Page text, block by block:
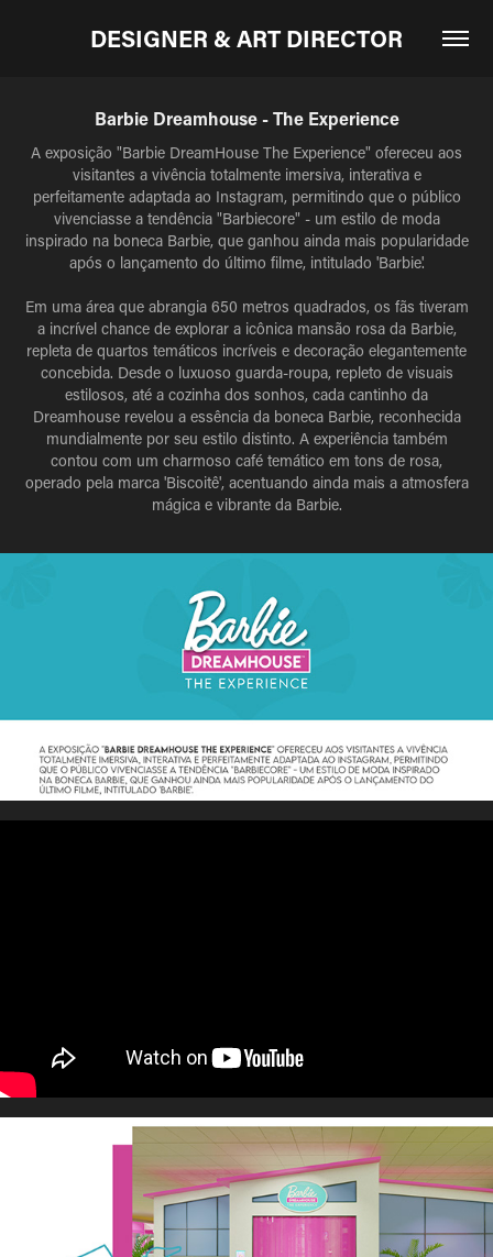
DESIGNER & ART DIRECTOR
Barbie Dreamhouse - The Experience
A exposição "Barbie DreamHouse The Experience" ofereceu aos
visitantes a vivência totalmente imersiva, interativa e
perfeitamente adaptada ao Instagram, permitindo que o público
vivenciasse a tendência "Barbiecore" - um estilo de moda
inspirado na boneca Barbie, que ganhou ainda mais popularidade
após o lançamento do último filme, intitulado 'Barbie'.
Em uma área que abrangia 650 metros quadrados, os fãs tiveram
a incrível chance de explorar a icônica mansão rosa da Barbie,
repleta de quartos temáticos incríveis e decoração elegantemente
concebida. Desde o luxuoso guarda-roupa, repleto de visuais
estilosos, até a cozinha dos sonhos, cada cantinho da
Dreamhouse revelou a essência da boneca Barbie, reconhecida
mundialmente por seu estilo distinto. A experiência também
contou com um charmoso café temático em tons de rosa,
operado pela marca 'Biscoitê', acentuando ainda mais a atmosfera
mágica e vibrante da Barbie.